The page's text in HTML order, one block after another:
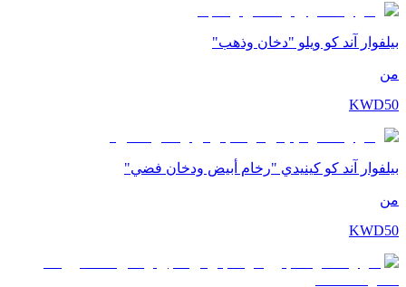
بيلفوار آند كو ويلو "دخان وذهب"
من
KWD50
بيلفوار آند كو كينيدي "رخام أبيض ودخان فضي"
من
KWD50